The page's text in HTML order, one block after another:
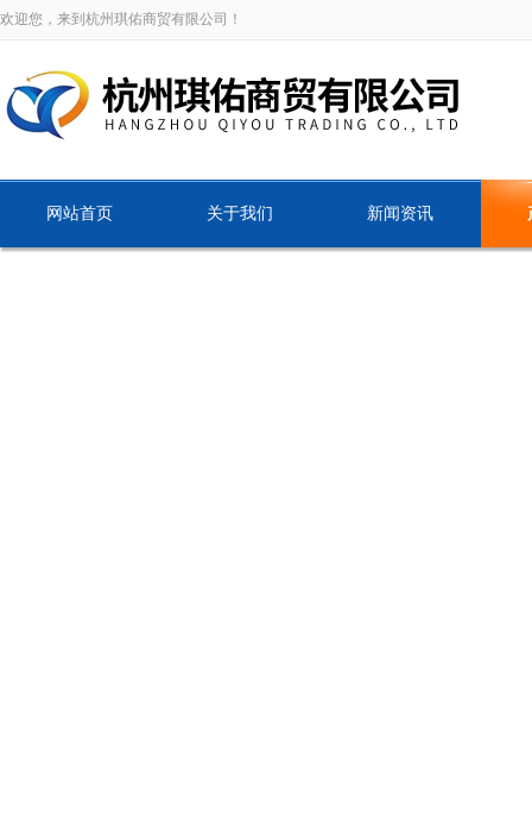
欢迎您，来到杭州琪佑商贸有限公司！
网站首页 关于我们 新闻资讯